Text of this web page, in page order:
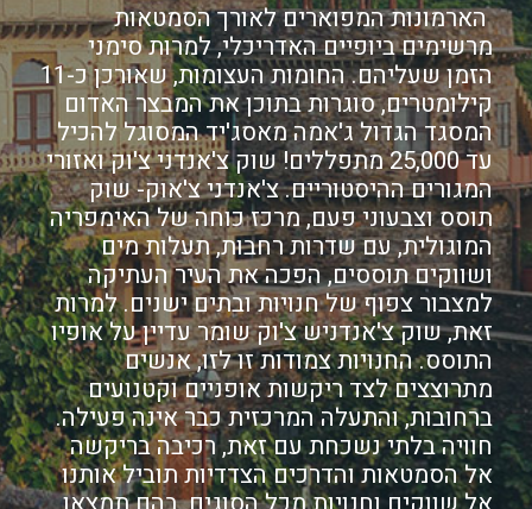
הארמונות המפוארים לאורך הסמטאות
מרשימים ביופיים האדריכלי, למרות סימני
הזמן שעליהם. החומות העצומות, שאורכן כ-11
קילומטרים, סוגרות בתוכן את המבצר האדום
המסגד הגדול ג'אמה מאסג'יד המסוגל להכיל
עד 25,000 מתפללים! שוק צ'אנדני צ'וק ואזורי
המגורים ההיסטוריים. צ'אנדני צ'אוק- שוק
תוסס וצבעוני פעם, מרכז כוחה של האימפריה
המוגולית, עם שדרות רחבות, תעלות מים
ושווקים תוססים, הפכה את העיר העתיקה
למצבור צפוף של חנויות ובתים ישנים. למרות
זאת, שוק צ'אנדניש צ'וק שומר עדיין על אופיו
התוסס. החנויות צמודות זו לזו, אנשים
מתרוצצים לצד ריקשות אופניים וקטנועים
ברחובות, והתעלה המרכזית כבר אינה פעילה.
חוויה בלתי נשכחת עם זאת, רכיבה בריקשה
אל הסמטאות והדרכים הצדדיות תוביל אותנו